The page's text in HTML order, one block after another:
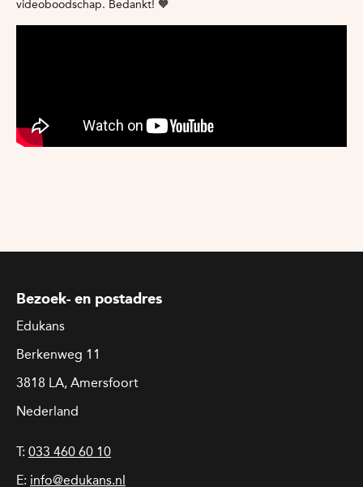
videoboodschap. Bedankt! 🧡
Bezoek- en postadres
Edukans
Berkenweg 11
3818 LA, Amersfoort
Nederland
T: 033 460 60 10
E: info@edukans.nl